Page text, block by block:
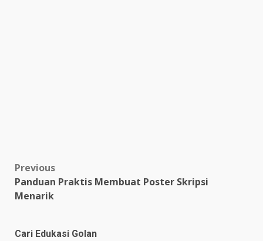
Post
navigation
Previous
Panduan Praktis Membuat Poster Skripsi
Menarik
Cari Edukasi Golan